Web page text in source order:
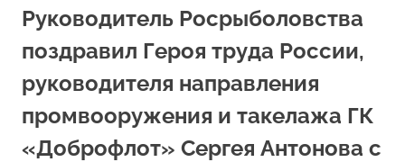
Руководитель Росрыболовства
поздравил Героя труда России,
руководителя направления
промвооружения и такелажа ГК
«Доброфлот» Сергея Антонова с